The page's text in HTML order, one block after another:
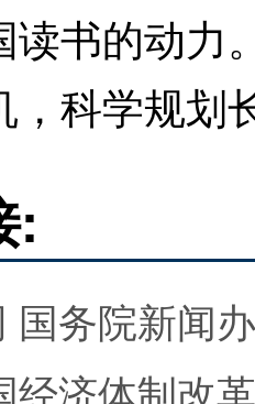
读书的动力
，科学规划
:
国务院新闻
经济体制改